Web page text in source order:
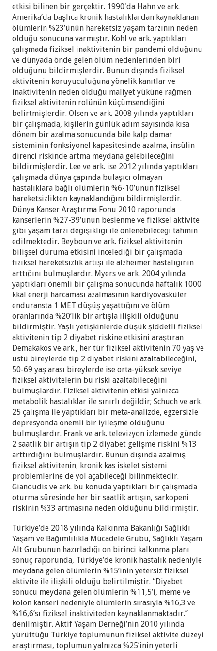
etkisi bilinen bir gerçektir. 1990'da Hahn ve ark.
Amerika’da başlıca kronik hastalıklardan kaynaklanan
ölümlerin %23’ünün hareketsiz yaşam tarzının neden
olduğu sonucuna varmıştır. Kohl ve ark. yaptıkları
çalışmada fiziksel inaktivitenin bir pandemi olduğunu
ve dünyada önde gelen ölüm nedenlerinden biri
olduğunu bildirmişlerdir. Bunun dışında fiziksel
aktivitenin koruyuculuğuna yönelik kanıtlar ve
inaktivitenin neden olduğu maliyet yüküne rağmen
fiziksel aktivitenin rolünün küçümsendiğini
belirtmişlerdir. Olsen ve ark. 2008 yılında yaptıkları
bir çalışmada, kişilerin günlük adım sayısında kısa
dönem bir azalma sonucunda bile kalp damar
sisteminin fonksiyonel kapasitesinde azalma, insülin
direnci riskinde artma meydana gelebileceğini
bildirmişlerdir. Lee ve ark. ise 2012 yılında yaptıkları
çalışmada dünya çapında bulaşıcı olmayan
hastalıklara bağlı ölümlerin %6-10’unun fiziksel
hareketsizlikten kaynaklandığını bildirmişlerdir.
Dünya Kanser Araştırma Fonu 2010 raporunda
kanserlerin %27-39’unun beslenme ve fiziksel aktivite
gibi yaşam tarzı değişikliği ile önlenebileceği tahmin
edilmektedir. Beyboun ve ark. fiziksel aktivitenin
bilişsel duruma etkisini incelediği bir çalışmada
fiziksel hareketsizlik artışı ile alzheimer hastalığının
arttığını bulmuşlardır. Myers ve ark. 2004 yılında
yaptıkları önemli bir çalışma sonucunda haftalık 1000
kkal enerji harcaması azalmasının kardiyovasküler
enduransta 1 MET düşüş yaşattığını ve ölüm
oranlarında %20’lik bir artışla ilişkili olduğunu
bildirmiştir. Yaşlı yetişkinlerde düşük şiddetli fiziksel
aktivitenin tip 2 diyabet riskine etkisini araştıran
Demakakos ve ark., her tür fiziksel aktivitenin 70 yaş ve
üstü bireylerde tip 2 diyabet riskini azaltabileceğini,
50-69 yaş arası bireylerde ise orta-yüksek seviye
fiziksel aktivitelerin bu riski azaltabileceğini
bulmuşlardır. Fiziksel aktivitenin etkisi yalnızca
metabolik hastalıklar ile sınırlı değildir; Schuch ve ark.
25 çalışma ile yaptıkları bir meta-analizde, egzersizle
depresyonda önemli bir iyileşme olduğunu
bulmuşlardır. Frank ve ark. televizyon izlemede günde
2 saatlik bir artışın tip 2 diyabet gelişme riskini %13
arttırdığını bulmuşlardır. Bunun dışında azalmış
fiziksel aktivitenin, kronik kas iskelet sistemi
problemlerine de yol açabileceği bilinmektedir.
Gianoudis ve ark. bu konuda yaptıkları bir çalışmada
oturma süresinde her bir saatlik artışın, sarkopeni
riskinin %33 artmasına neden olduğunu bildirmiştir.
Türkiye’de 2018 yılında Kalkınma Bakanlığı Sağlıklı
Yaşam ve Bağımlılıkla Mücadele Grubu, Sağlıklı Yaşam
Alt Grubunun hazırladığı on birinci kalkınma planı
sonuç raporunda, Türkiye’de kronik hastalık nedeniyle
meydana gelen ölümlerin %15’inin yetersiz fiziksel
aktivite ile ilişkili olduğu belirtilmiştir. “Diyabet
sonucu meydana gelen ölümlerin %11,5’i, meme ve
kolon kanseri nedeniyle ölümlerin sırasıyla %16,3 ve
%16,6‘sı fiziksel inaktiviteden kaynaklanmaktadır.”
denilmiştir. Aktif Yaşam Derneği’nin 2010 yılında
yürüttüğü Türkiye toplumunun fiziksel aktivite düzeyi
araştırması, toplumun yalnızca %25’inin yeterli